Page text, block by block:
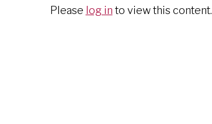
Please log in to view this content.